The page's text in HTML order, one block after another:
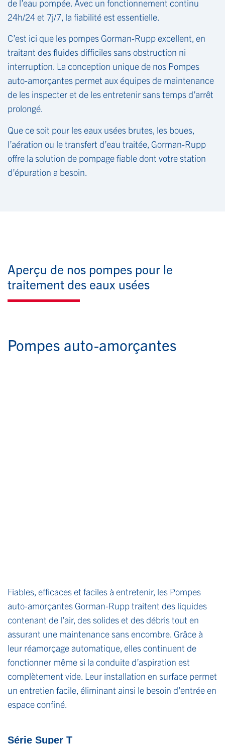
de l’eau pompée. Avec un fonctionnement continu
24h/24 et 7j/7, la fiabilité est essentielle.
C’est ici que les pompes Gorman-Rupp excellent, en
traitant des fluides difficiles sans obstruction ni
interruption. La conception unique de nos Pompes
auto-amorçantes permet aux équipes de maintenance
de les inspecter et de les entretenir sans temps d’arrêt
prolongé.
Que ce soit pour les eaux usées brutes, les boues,
l’aération ou le transfert d’eau traitée, Gorman-Rupp
offre la solution de pompage fiable dont votre station
d’épuration a besoin.
Aperçu de nos pompes pour le
traitement des eaux usées
Pompes auto-amorçantes
Fiables, efficaces et faciles à entretenir, les Pompes
auto-amorçantes Gorman-Rupp traitent des liquides
contenant de l’air, des solides et des débris tout en
assurant une maintenance sans encombre. Grâce à
leur réamorçage automatique, elles continuent de
fonctionner même si la conduite d’aspiration est
complètement vide. Leur installation en surface permet
un entretien facile, éliminant ainsi le besoin d’entrée en
espace confiné.
Série Super T